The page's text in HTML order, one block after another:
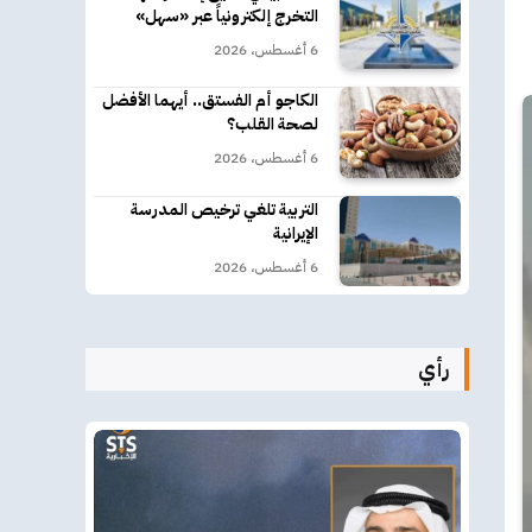
التخرج إلكترونياً عبر «سهل»
6 أغسطس، 2026
الكاجو أم الفستق.. أيهما الأفضل
لصحة القلب؟
6 أغسطس، 2026
التربية تلغي ترخيص المدرسة
الإيرانية
6 أغسطس، 2026
رأي